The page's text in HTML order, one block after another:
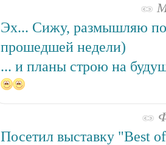
Эх... Сижу, размышляю
прошедшей недели)
... и планы строю на
Посетил выставку "Best